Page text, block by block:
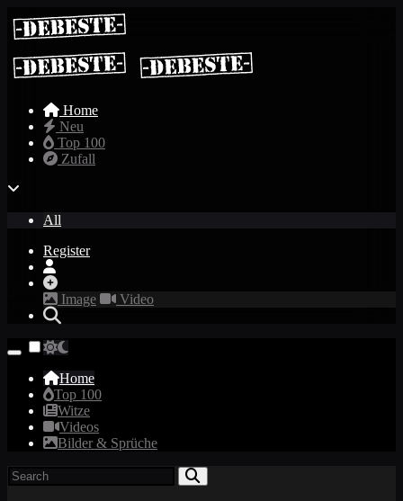
Home
Neu
Top 100
Zufall
All
Register
Image Video
Home
Top 100
Witze
Videos
Bilder & Sprüche